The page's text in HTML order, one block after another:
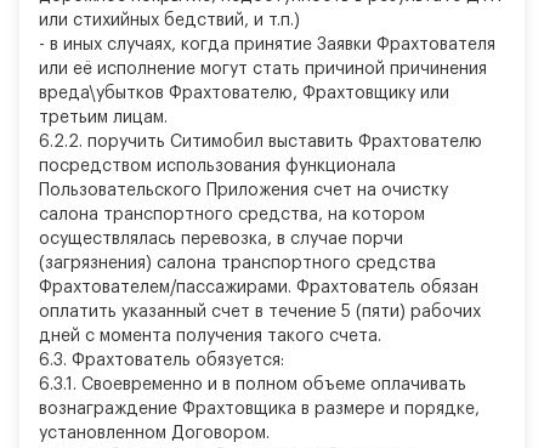
или стихийных бедствий, и т.п.)
- в иных случаях, когда принятие Заявки Фрахтователя
или её исполнение могут стать причиной причинения
вреда\убытков Фрахтователю, Фрахтовщику или
третьим лицам.
6.2.2. поручить Ситимобил выставить Фрахтователю
посредством использования функционала
Пользовательского Приложения счет на очистку
салона транспортного средства, на котором
осуществлялась перевозка, в случае порчи
(загрязнения) салона транспортного средства
Фрахтователем/пассажирами. Фрахтователь обязан
оплатить указанный счет в течение 5 (пяти) рабочих
дней с момента получения такого счета.
6.3. Фрахтователь обязуется:
6.3.1. Своевременно и в полном объеме оплачивать
вознаграждение Фрахтовщика в размере и порядке,
установленном Договором.